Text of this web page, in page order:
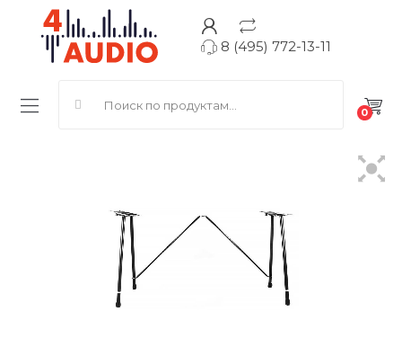
8 (495) 772-13-11
0